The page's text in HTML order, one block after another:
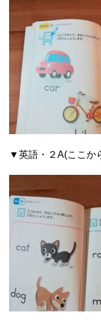
▼英語・２A(ここか